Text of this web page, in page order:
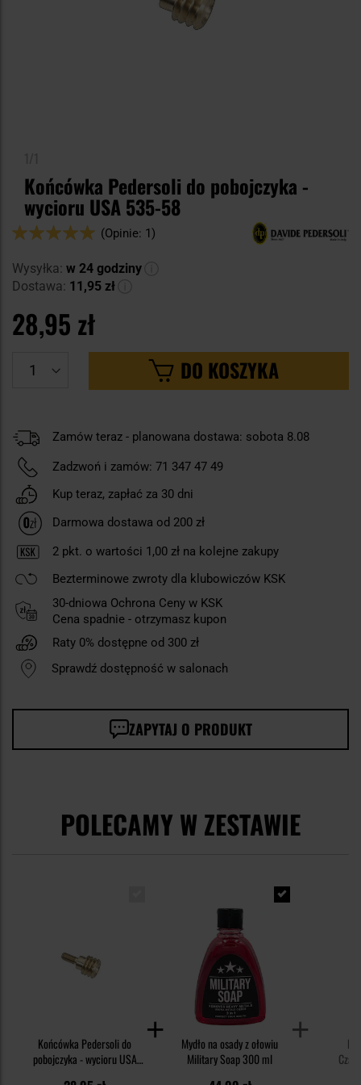
Końcówka Pedersoli do pobojczyka -
wycioru USA 535-58
Ocena:
(Opinie: 1)
Wysyłka: w 24 godziny
Dostawa: 11,95 zł
28,95 zł
DO KOSZYKA
Zamów teraz - planowana dostawa: sobota 8.08
Zadzwoń i zamów: 71 347 47 49
Kup teraz, zapłać za 30 dni
Darmowa dostawa od 200 zł
2 pkt. o wartości 1,00 zł na kolejne zakupy
Bezterminowe zwroty dla klubowiczów KSK
30-dniowa Ochrona Ceny w KSK
Cena spadnie - otrzymasz kupon
Raty 0% dostępne od 300 zł
Sprawdź dostępność w salonach
ZAPYTAJ O PRODUKT
POLECAMY W ZESTAWIE
Końcówka Pedersoli do
pobojczyka - wycioru USA
Mydło na osady z ołowiu
Military Soap 300 ml